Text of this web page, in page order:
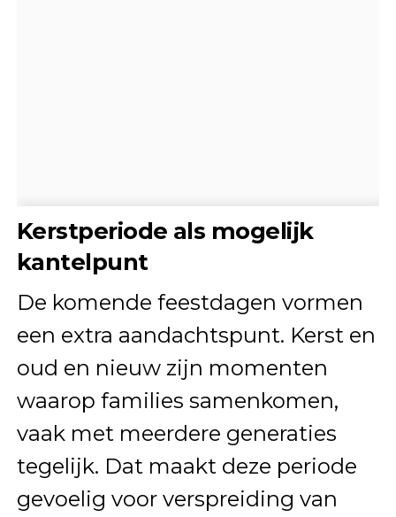
Kerstperiode als mogelijk
kantelpunt
De komende feestdagen vormen
een extra aandachtspunt. Kerst en
oud en nieuw zijn momenten
waarop families samenkomen,
vaak met meerdere generaties
tegelijk. Dat maakt deze periode
gevoelig voor verspreiding van